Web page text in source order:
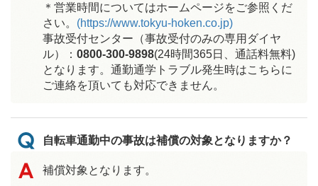
＊営業時間についてはホームページをご参照くだ
さい。 (https://www.tokyu-hoken.co.jp)
事故受付センター（事故受付のみの専用ダイヤ
ル）： 0800-300-9898(24時間365日、通話料無料)
となります。通勤通学トラブル発生時はこちらに
ご連絡を頂いても対応できません。
自転車通勤中の事故は補償の対象となりますか？
補償対象となります。